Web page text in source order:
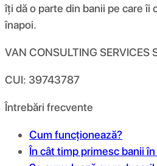
îți dă o parte din banii pe care îi
înapoi.
VAN CONSULTING SERVICES
CUI: 39743787
Întrebări frecvente
Cum funcționează?
În cât timp primesc banii